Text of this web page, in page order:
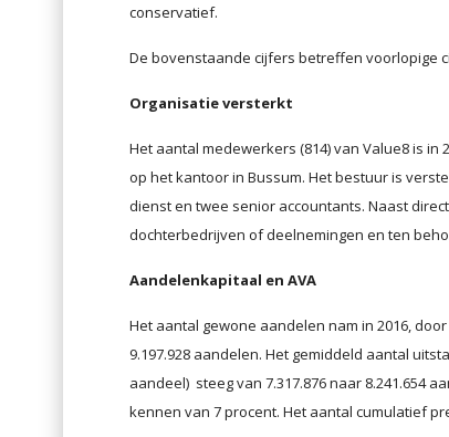
conservatief.
De bovenstaande cijfers betreffen voorlopige
Organisatie versterkt
Het aantal medewerkers (814) van Value8 is
op het kantoor in Bussum. Het bestuur is
dienst en twee senior accountants. Naast
dochterbedrijven of deelnemingen en ten
Aandelenkapitaal en AVA
Het aantal gewone aandelen nam in 2016,
9.197.928 aandelen. Het gemiddeld aantal
aandeel) steeg van 7.317.876 naar 8.241.654
kennen van 7 procent. Het aantal cumulatief